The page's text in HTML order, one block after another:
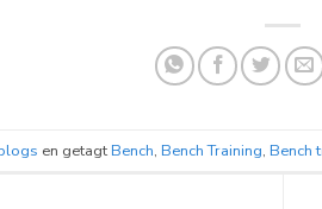
en getagtBench, Bench Training, Bench